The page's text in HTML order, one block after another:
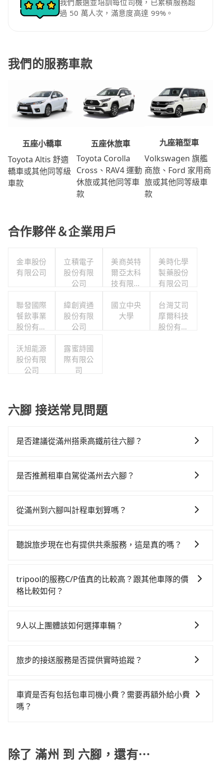
我們嚴選並培訓每位司機，已累積服務超
過 50 萬人次，滿意度高達 99%。
我們的服務車款
五座小轎車
Toyota Altis 舒適
轎車或其他同等級
車款
五座休旅車
Toyota Corolla
Cross、RAV4 運動
休旅或其他同等車
款
九座箱型車
Volkswagen 旗艦
商旅、Ford 家用商
旅或其他同等級車
款
合作夥伴＆企業用戶
金車股份
有限公司
立積電子
股份有限
公司
美商英特
爾亞太科
技有限公
美時化學
製藥股份
有限公司
聯發國際
餐飲事業
股份有限
緯創資通
股份有限
公司
國立中央
大學
台灣艾司
摩爾科技
股份有限
沃旭能源
股份有限
公司
露蜜詩國
際有限公
司
六腳 接送常見問題
是否建議從滿州搭乘高鐵前往六腳？
計程車前往高鐵站！從最早05:50一直到22:55，左營-嘉
元、車程約145分鐘。抵達高鐵站後，步行進站、現場購
價410元，再用5分鐘出站、等待車站前排班的計程車，
5位同行，高鐵加轉乘之平均每人花費為1,970元。不過
屏東縣領有合法執照的計程車僅有400多輛，計程車的密
部分小黃司機不按表收費，看乘客是外地人便漫天喊價
移動確實搭乘高鐵可以比坐車快2分鐘，但卻要額外支出
乘車，也可參考tripool的拼車共乘服務，最多可再節省
50%的交通費用。
是否推薦租車自駕從滿州去六腳？
間租車公司，如果不想額外花時間搭車前往鄰近市區租
從滿州到六腳叫計程車划算嗎？
灣大車隊和Yoxi。依照里程跳錶計算，價格約為
要注意屏東縣僅有合法計程車約370輛，計程車密度為雙
北的0.3%，也就是說要臨時叫到小黃的難度是台北或新
再加上屏東縣有些計程車司機不按錶計費，約有29%會
們人數超過四位時，叫兩輛計程車的費用就貴了，改預
聽說旅步現在也有提供共乘服務，這是真的嗎？
保證出車的共乘服務，不用再擔心人少不成團問題，還
能到府接送，機場、通勤共乘、大型活動接送都適合！
tripool的服務C/P值真的比較高？跟其他車隊的價
格比較如何？
市場上稍具規模且合法經營的業者，有以短程與城市為
KKDAY、KLOOK、叫車吧等。tripool旅步專注在長程
輛調度能力，能以市價7~8折提供專車到府服務，是絕大
多數乘客出行的最佳選擇。
9人以上團體該如何選擇車輛？
9人以上之廂型車，其實屬違法。在現行法律下，營業小
中型巴士或大型遊覽車。非法改裝的車輛，不僅與車輛
行照不符，連司機的駕照都會不符。在路上被警察盤查
與一台小轎車比較划算，如人數超過12位就一定是叫一
旅步的接送服務是否提供實時追蹤？
旅步的APP查看車輛的實時位置，確保能夠準時與司機
會合，享受更安心的接送服務。
車資是否有包括包車司機小費？需要再額外給小費
嗎？
多給予司機小費。
除了 滿州 到 六腳，還有⋯